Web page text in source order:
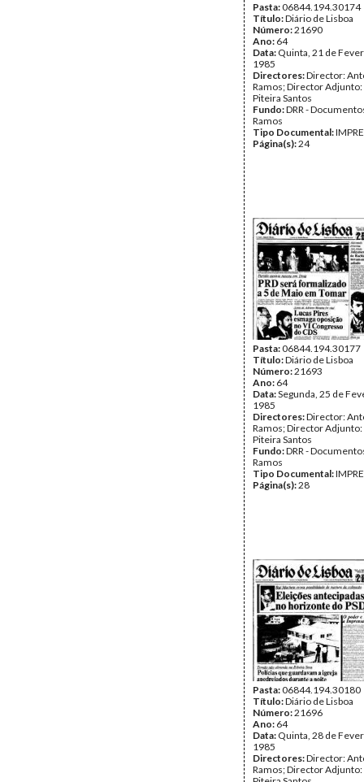
Pasta:06844.194.30174
Título:Diário de Lisboa
Número:21690
Ano: 64
Data: Quinta, 21 de
1985
Directores:Director:
Ramos; Director
Piteira Santos
Fundo:DRR -
Ramos
Tipo Documental:
Página(s):24
Pasta:06844.194.30177
Título:Diário de Lisboa
Número:21693
Ano: 64
Data:Segunda, 25 de
1985
Directores:Director:
Ramos; Director
Piteira Santos
Fundo:DRR -
Ramos
Tipo Documental:
Página(s):28
Pasta:06844.194.30180
Título:Diário de Lisboa
Número:21696
Ano: 64
Data: Quinta, 28 de
1985
Directores:Director:
Ramos; Director